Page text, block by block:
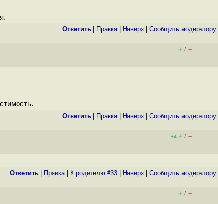
Ответить Правка| Наверх Cообщить модератору
+ / –
Ответить Правка| Наверх Cообщить модератору
+4 + / –
Ответить Правка| К родителю #33 Наверх Cообщить модератору
+ / –